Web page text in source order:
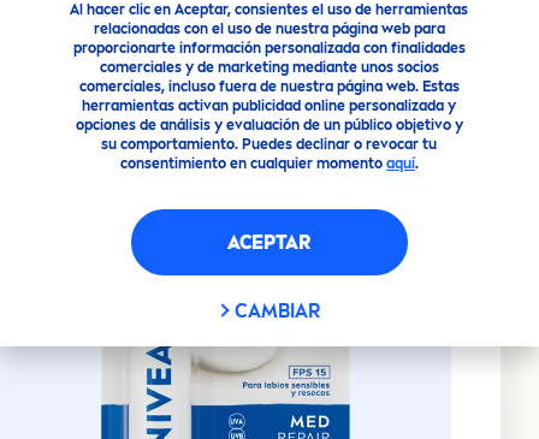
Al hacer clic en Aceptar, consientes el uso de herramientas
relacionadas con el uso de nuestra página web para
proporcionarte información personalizada con finalidades
comerciales y de marketing mediante unos socios
comerciales, incluso fuera de nuestra página web. Estas
herramientas activan publicidad online personalizada y
opciones de análisis y evaluación de un público objetivo y
su comportamiento. Puedes declinar o revocar tu
consentimiento en cualquier momento aquí.
ACEPTAR
CAMBIAR
PROTECTOR LABIAL MED
REPAIR